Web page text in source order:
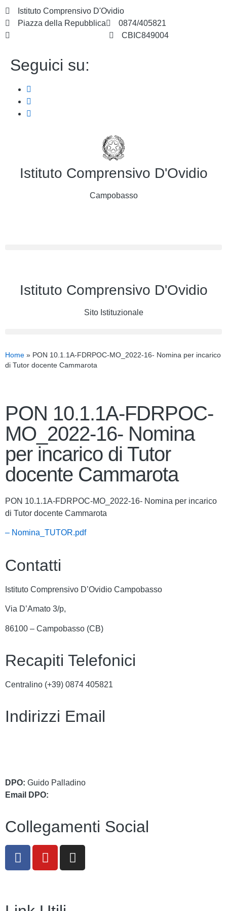
Istituto Comprensivo D'Ovidio
Piazza della Repubblica
0874/405821
CBIC849004
Seguici su:
Istituto Comprensivo D'Ovidio
Campobasso
Istituto Comprensivo D'Ovidio
Sito Istituzionale
Home » PON 10.1.1A-FDRPOC-MO_2022-16- Nomina per incarico
di Tutor docente Cammarota
PON 10.1.1A-FDRPOC-
MO_2022-16- Nomina
per incarico di Tutor
docente Cammarota
PON 10.1.1A-FDRPOC-MO_2022-16- Nomina per incarico
di Tutor docente Cammarota
– Nomina_TUTOR.pdf
Contatti
Istituto Comprensivo D’Ovidio Campobasso
Via D’Amato 3/p,
86100 – Campobasso (CB)
Recapiti Telefonici
Centralino (+39) 0874 405821
Indirizzi Email
DPO: Guido Palladino
Email DPO:
Collegamenti Social